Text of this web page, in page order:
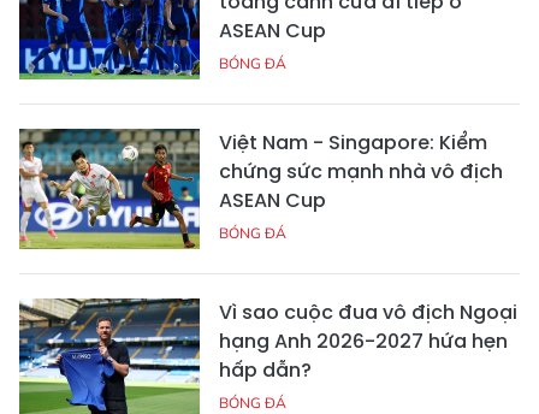
ASEAN Cup
BÓNG ĐÁ
Việt Nam - Singapore: Kiểm
chứng sức mạnh nhà vô địch
ASEAN Cup
BÓNG ĐÁ
Vì sao cuộc đua vô địch Ngoại
hạng Anh 2026-2027 hứa hẹn
hấp dẫn?
BÓNG ĐÁ